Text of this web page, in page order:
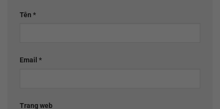
Tên *
Email *
Trang web